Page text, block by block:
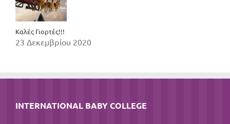
Καλές Γιορτές!!!
23 Δεκεμβρίου 2020
INTERNATIONAL BABY COLLEGE